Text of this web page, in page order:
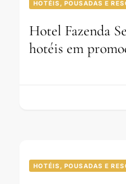
HOTÉIS, POUSADAS E
Hotel Fazenda
hotéis em
HOTÉIS, POUSADAS E